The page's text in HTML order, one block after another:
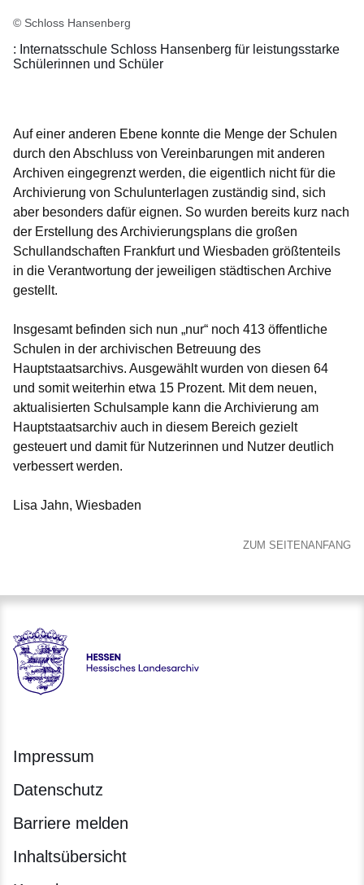
© Schloss Hansenberg
: Internatsschule Schloss Hansenberg für leistungsstarke
Schülerinnen und Schüler
Auf einer anderen Ebene konnte die Menge der Schulen
durch den Abschluss von Vereinbarungen mit anderen
Archiven eingegrenzt werden, die eigentlich nicht für die
Archivierung von Schulunterlagen zuständig sind, sich
aber besonders dafür eignen. So wurden bereits kurz nach
der Erstellung des Archivierungsplans die großen
Schullandschaften Frankfurt und Wiesbaden größtenteils
in die Verantwortung der jeweiligen städtischen Archive
gestellt.
Insgesamt befinden sich nun „nur“ noch 413 öffentliche
Schulen in der archivischen Betreuung des
Hauptstaatsarchivs. Ausgewählt wurden von diesen 64
und somit weiterhin etwa 15 Prozent. Mit dem neuen,
aktualisierten Schulsample kann die Archivierung am
Hauptstaatsarchiv auch in diesem Bereich gezielt
gesteuert und damit für Nutzerinnen und Nutzer deutlich
verbessert werden.
Lisa Jahn, Wiesbaden
ZUM SEITENANFANG
Hessen - Hessisches Landesarchiv
Impressum
Datenschutz
Barriere melden
Inhaltsübersicht